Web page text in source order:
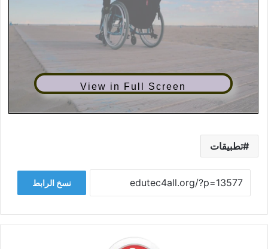
View in Full Screen
تطبيقات
نسخ الرابط